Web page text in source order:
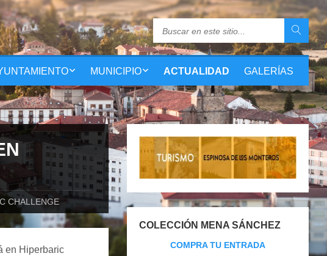
MUNICIPIO ACTUALIDAD GALERÍAS
CHALLENGE
en Hiperbaric
COLECCIÓN MENA SÁNCHEZ
COMPRA TU ENTRADA